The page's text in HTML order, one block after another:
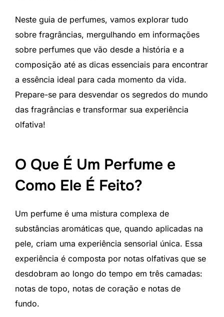
Neste guia de perfumes, vamos explorar tudo
sobre fragrâncias, mergulhando em informações
sobre perfumes que vão desde a história e a
composição até as dicas essenciais para encontrar
a essência ideal para cada momento da vida.
Prepare-se para desvendar os segredos do mundo
das fragrâncias e transformar sua experiência
olfativa!
O Que É Um Perfume e
Como Ele É Feito?
Um perfume é uma mistura complexa de
substâncias aromáticas que, quando aplicadas na
pele, criam uma experiência sensorial única. Essa
experiência é composta por notas olfativas que se
desdobram ao longo do tempo em três camadas:
notas de topo, notas de coração e notas de
fundo.